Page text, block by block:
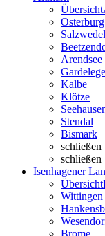
Übersicht
Salzwedel
Arendsee
Kalbe
Klötze
Stendal
Bismark
schließen
schließen
Isenhagener
Übersicht
Wittingen
Brome